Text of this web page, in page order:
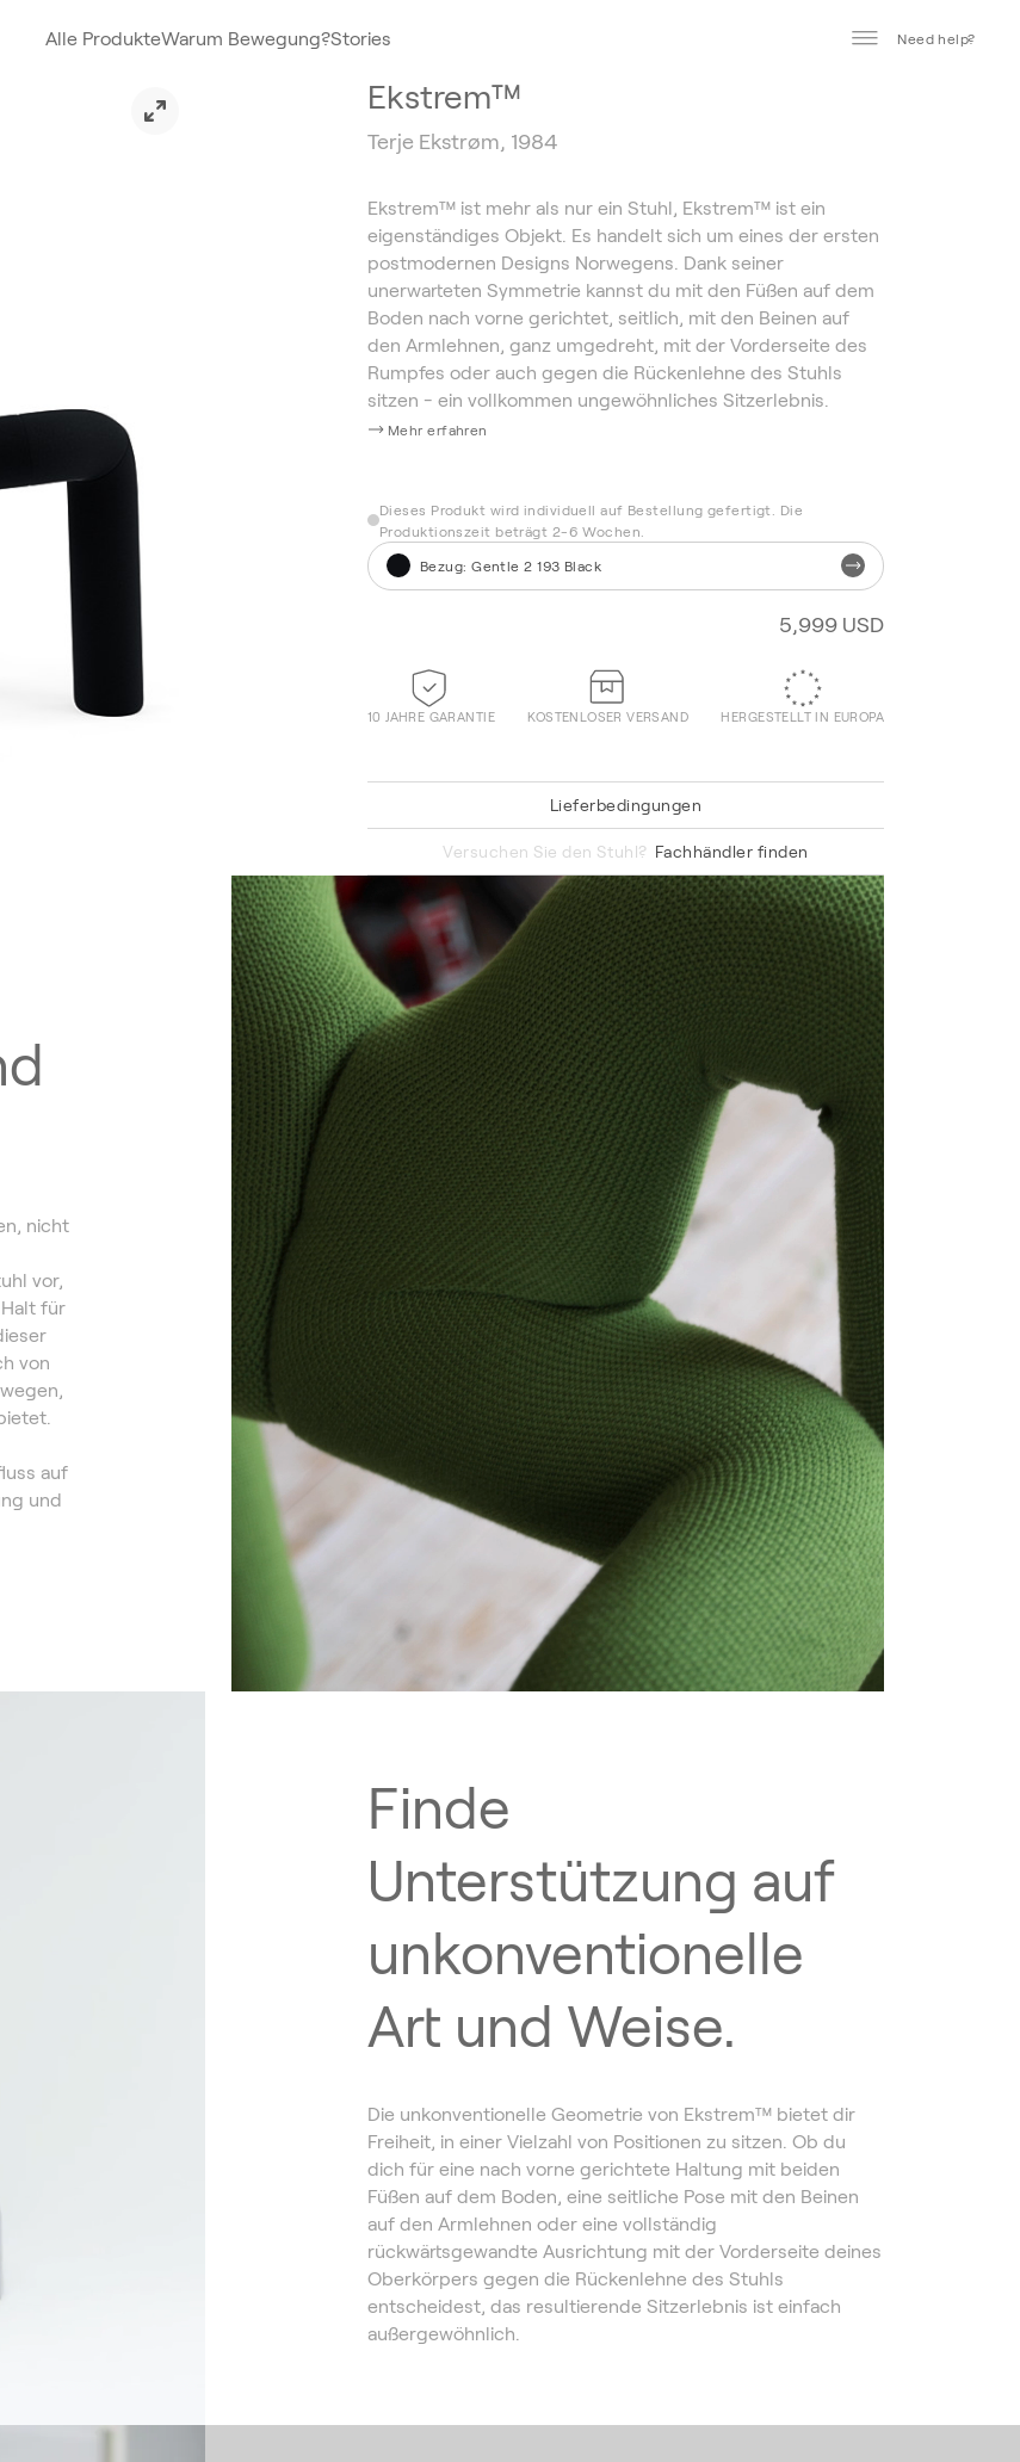
Alle ProdukteWarum Bewegung?Stories Need help?
Ekstrem™
Terje Ekstrøm, 1984
Ekstrem™ ist mehr als nur ein Stuhl, Ekstrem™ ist ein
eigenständiges Objekt. Es handelt sich um eines der ersten
postmodernen Designs Norwegens. Dank seiner
unerwarteten Symmetrie kannst du mit den Füßen auf dem
Boden nach vorne gerichtet, seitlich, mit den Beinen auf
den Armlehnen, ganz umgedreht, mit der Vorderseite des
Rumpfes oder auch gegen die Rückenlehne des Stuhls
sitzen - ein vollkommen ungewöhnliches Sitzerlebnis.
Mehr erfahren
Dieses Produkt wird individuell auf Bestellung gefertigt. Die
Produktionszeit beträgt 2-6 Wochen.
Bezug:Gentle 2 193 Black
5,999 USD
10 JAHRE GARANTIE KOSTENLOSER VERSAND HERGESTELLT IN EUROPA
Lieferbedingungen
Versuchen Sie den Stuhl? Fachhändler finden
Knit 068 Sand
nicht
vor,
für
von
auf
und
Finde
Unterstützung auf
unkonventionelle
Art und Weise.
Die unkonventionelle Geometrie von Ekstrem™️ bietet dir
Freiheit, in einer Vielzahl von Positionen zu sitzen. Ob du
dich für eine nach vorne gerichtete Haltung mit beiden
Füßen auf dem Boden, eine seitliche Pose mit den Beinen
auf den Armlehnen oder eine vollständig
rückwärtsgewandte Ausrichtung mit der Vorderseite deines
Oberkörpers gegen die Rückenlehne des Stuhls
entscheidest, das resultierende Sitzerlebnis ist einfach
außergewöhnlich.